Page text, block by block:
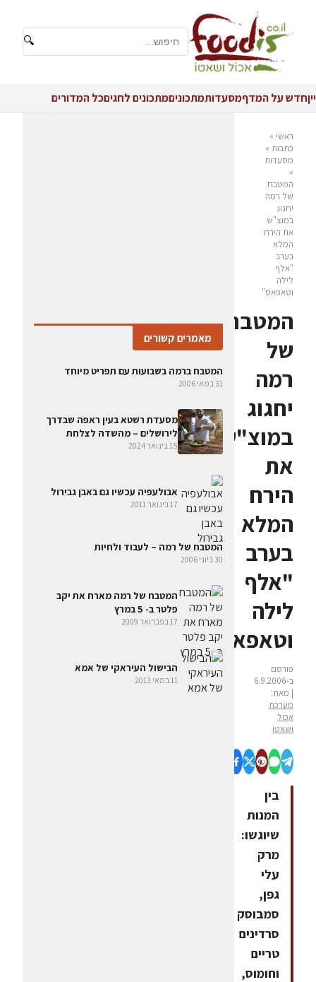
🔍
ייןחדש על המדףמסעדותמתכוניםמתכונים לחגיםכל המדורים
ראשי »
כתבות »
מסעדות
»
המטבח
של רמה
יחגוג
במוצ"ש
את הירח
המלא
בערב
"אלף
לילה
וטאפאס"
המטבח
של
רמה
יחגוג
במוצ"ש
את
הירח
המלא
בערב
"אלף
לילה
וטאפאס"
פורסם
ב-6.9.2006
| מאת:
מערכת
אכול
ושאטו
בין
המנות
שיוגשו:
מרק
עלי
גפן,
סמבוסק
סרדינים
טריים
וחומוס,
מאמרים קשורים
המטבח ברמה בשבועות עם תפריט מיוחד
31 במאי 2006
מסעדת רשטא בעין ראפה שבדרך
לירושלים – מהשדה לצלחת
15 בינואר 2024
אבולעפיה עכשיו גם באבן גבירול
17 בינואר 2011
המטבח של רמה – לעבוד ולחיות
30 ביוני 2006
המטבח של רמה מארח את יקב
פלטר ב- 5 במרץ
17 בפברואר 2009
הבישול העיראקי של אמא
11 במאי 2013